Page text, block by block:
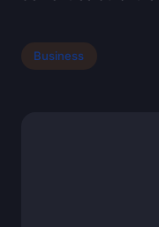
Business